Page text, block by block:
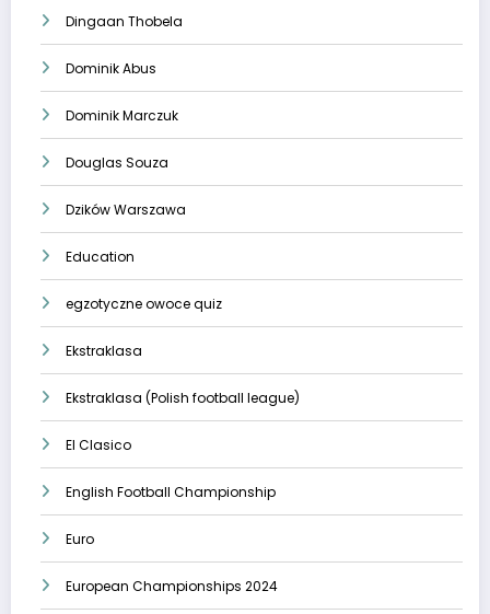
Dingaan Thobela
Dominik Abus
Dominik Marczuk
Douglas Souza
Dzików Warszawa
Education
egzotyczne owoce quiz
Ekstraklasa
Ekstraklasa (Polish football league)
El Clasico
English Football Championship
Euro
European Championships 2024